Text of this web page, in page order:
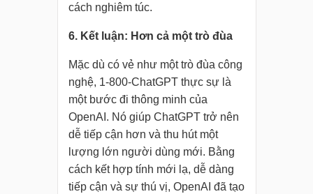
cách nghiêm túc.
6. Kết luận: Hơn cả một trò đùa
Mặc dù có vẻ như một trò đùa công
nghệ, 1-800-ChatGPT thực sự là
một bước đi thông minh của
OpenAI. Nó giúp ChatGPT trở nên
dễ tiếp cận hơn và thu hút một
lượng lớn người dùng mới. Bằng
cách kết hợp tính mới lạ, dễ dàng
tiếp cận và sự thú vị, OpenAI đã tạo